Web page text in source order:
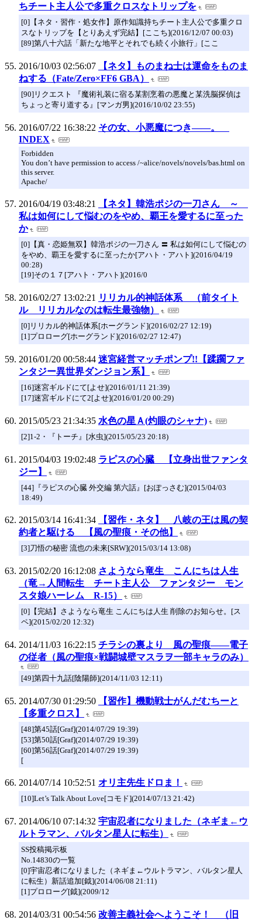
ちチート主人公で多重クロスなトリップを
[0]【ネタ・習作・処女作】原作知識持ちチート主人公で多重クロ
スなトリップを【とりあえず完結】[ここち](2016/12/07 00:03)
[89]第八十六話「新たな地平とそれでも続く小旅行」[ここ
2016/10/03 02:56:07
【ネタ】ものまね士は運命をものま
ねする（Fate/Zero×FF6 GBA）
[90]リクエスト 『魔術礼装に宿る某割烹着の悪魔と某洗脳探偵は
ちょっと寄り道する』[マンガ男](2016/10/02 23:55)
2016/07/22 16:38:22 その女、小悪魔につき――。
INDEX
Forbidden
You don’t have permission to access /~alice/novels/novels/bas.html on
this server.
Apache/
2016/04/19 03:48:21
【ネタ】韓浩ポジの一刀さん ～
私は如何にして悩むのをやめ、覇王を愛するに至った
か
[0]【真・恋姫無双】韓浩ポジの一刀さん 〓 私は如何にして悩むの
をやめ、覇王を愛するに至ったか[アハト・アハト](2016/04/19
00:28)
[19]その１７[アハト・アハト](2016/0
2016/02/27 13:02:21 リリカル的神話体系 （前タイト
ル リリカルなのは転生最強物）
[0]リリカル的神話体系[ホーグランド](2016/02/27 12:19)
[1]プロローグ[ホーグランド](2016/02/27 12:47)
2016/01/20 00:58:44 迷宮経営マッチポンプ!!【蹂躙ファ
ンタジー異世界ダンジョン系】
[16]迷宮ギルドにて[よせ](2016/01/11 21:39)
[17]迷宮ギルドにて2[よせ](2016/01/20 00:29)
2015/05/23 21:34:35 水色の星Ａ(灼眼のシャナ)
[2]1-2・『トーチ』[水虫](2015/05/23 20:18)
2015/04/03 19:02:48 ラピスの心臓 【立身出世ファンタ
ジー】
[44]『ラピスの心臓 外交編 第六話』[おぽっさむ](2015/04/03
18:49)
2015/03/14 16:41:34
【習作・ネタ】 八岐の王は風の契
約者と駆ける 【風の聖痕・その他】
[3]刀悟の秘密 流也の未来[SRW](2015/03/14 13:08)
2015/02/20 16:12:08 さようなら竜生 こんにちは人生
（竜→人間転生 チート主人公 ファンタジー モン
スタ娘ハーレム R-15）
[0]【完結】さようなら竜生 こんにちは人生 削除のお知らせ。[ス
ペ](2015/02/20 12:32)
2014/11/03 16:22:15 チラシの裏より 風の聖痕――電子
の従者（風の聖痕×戦闘城壁マスラヲ一部キャラのみ）
[49]第四十九話[陰陽師](2014/11/03 12:11)
2014/07/30 01:29:50
【習作】機動戦士がんだむちーと
【多重クロス】
[48]第45話[Graf](2014/07/29 19:39)
[53]第50話[Graf](2014/07/29 19:39)
[60]第56話[Graf](2014/07/29 19:39)
[
2014/07/14 10:52:51 オリ主先生ドロま！
[10]Let’s Talk About Love[コモド](2014/07/13 21:42)
2014/06/10 07:14:32 宇宙忍者になりました（ネギま←ウ
ルトラマン、バルタン星人に転生）
SS投稿掲示板
No.14830の一覧
[0]宇宙忍者になりました（ネギま←ウルトラマン、バルタン星人
に転生）新話追加[鉞](2014/06/08 21:11)
[1]プロローグ[鉞](2009/12
2014/03/31 00:54:56 改善主義社会へようこそ！ （旧